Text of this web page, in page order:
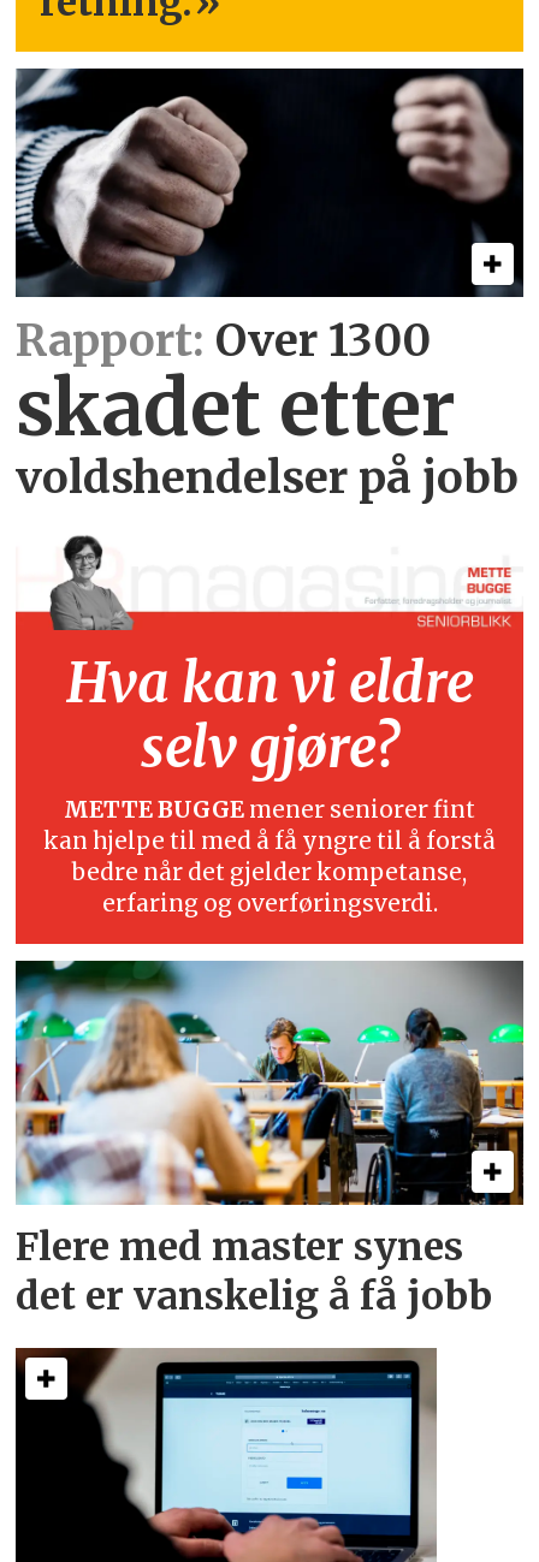
Rapport: Over 1300
skadet etter
voldshendelser på jobb
Hva kan vi eldre
selv gjøre?
METTE BUGGE mener seniorer fint
kan hjelpe til med å få yngre til å forstå
bedre når det gjelder kompetanse,
erfaring og overføringsverdi.
Flere med master synes
det er vanskelig å få jobb